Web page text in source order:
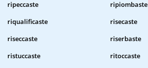
ripeccaste
ripiombaste
riqualificaste
risecaste
riseccaste
riserbaste
ristuccaste
ritoccaste